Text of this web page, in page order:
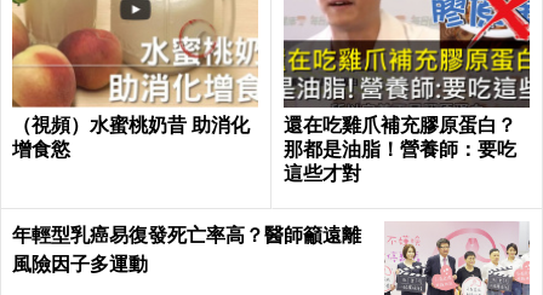
（視頻）水蜜桃奶昔 助消化
增食慾
還在吃雞爪補充膠原蛋白？
那都是油脂！營養師：要吃
這些才對
年輕型乳癌易復發死亡率高？醫師籲遠離
風險因子多運動